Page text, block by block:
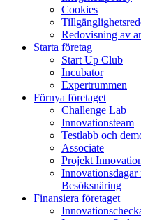
Cookies
Redovisning av
Starta företag
Start Up Club
Incubator
Expertrummen
Förnya företaget
Challenge Lab
Innovationsteam
Testlabb och
Associate
Projekt
Besöksnäring
Finansiera företaget